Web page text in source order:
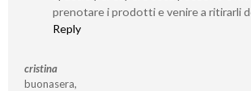
prenotare i prodotti e venire a ritirarli
Reply
cristina
buonasera,